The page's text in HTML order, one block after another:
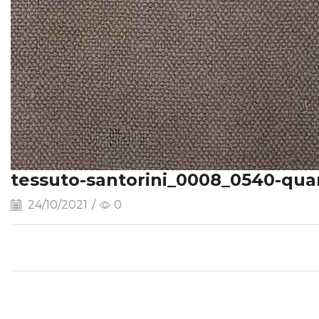
tessuto-santorini_0008_0540-
24/10/2021 / 0